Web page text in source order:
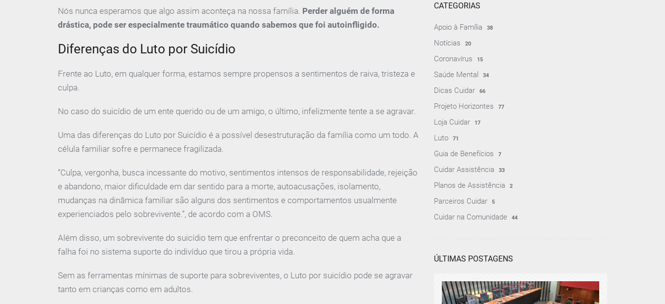
Nós nunca esperamos que algo assim aconteça na nossa família. Perder alguém de forma
drástica, pode ser especialmente traumático quando sabemos que foi autoinfligido.
Diferenças do Luto por Suicídio
Frente ao Luto, em qualquer forma, estamos sempre propensos a sentimentos de raiva, tristeza e
culpa.
No caso do suicídio de um ente querido ou de um amigo, o último, infelizmente tente a se agravar.
Uma das diferenças do Luto por Suicídio é a possível desestruturação da família como um todo. A
célula familiar sofre e permanece fragilizada.
“Culpa, vergonha, busca incessante do motivo, sentimentos intensos de responsabilidade, rejeição
e abandono, maior dificuldade em dar sentido para a morte, autoacusações, isolamento,
mudanças na dinâmica familiar são alguns dos sentimentos e comportamentos usualmente
experienciados pelo sobrevivente.”, de acordo com a OMS.
Além disso, um sobrevivente do suicídio tem que enfrentar o preconceito de quem acha que a
falha foi no sistema suporte do indivíduo que tirou a própria vida.
Sem as ferramentas mínimas de suporte para sobreviventes, o Luto por suicídio pode se agravar
tanto em crianças como em adultos.
CATEGORIAS
Apoio à Família 38
Notícias 20
Coronavírus 15
Saúde Mental 34
Dicas Cuidar 66
Projeto Horizontes 77
Loja Cuidar 17
Luto 71
Guia de Benefícios 7
Cuidar Assistência 33
Planos de Assistência 2
Parceiros Cuidar 5
Cuidar na Comunidade 44
ÚLTIMAS POSTAGENS